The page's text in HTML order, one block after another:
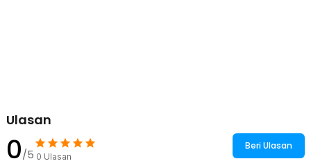
1 x Gelas Takar 40 ml
Ulasan
0/5 0 Ulasan
Beri Ulasan